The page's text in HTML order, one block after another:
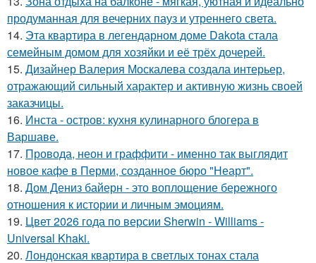
продуманная для вечерних пауз и утреннего света.
14. Эта квартира в легендарном доме Dakota стала
семейным домом для хозяйки и её трёх дочерей.
15. Дизайнер Валерия Москалева создала интерьер,
отражающий сильный характер и активную жизнь своей
заказчицы.
16. Инста - остров: кухня кулинарного блогера в
Варшаве.
17. Провода, неон и граффити - именно так выглядит
новое кафе в Перми, созданное бюро "Неарт".
18. Дом Дениз байерн - это воплощение бережного
отношения к истории и личным эмоциям.
19. Цвет 2026 года по версии Sherwin - Williams -
Universal Khaki.
20. Лондонская квартира в светлых тонах стала